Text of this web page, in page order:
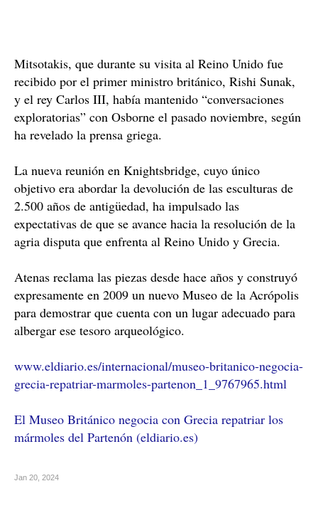
Mitsotakis, que durante su visita al Reino Unido fue
recibido por el primer ministro británico, Rishi Sunak,
y el rey Carlos III, había mantenido “conversaciones
exploratorias” con Osborne el pasado noviembre, según
ha revelado la prensa griega.
La nueva reunión en Knightsbridge, cuyo único
objetivo era abordar la devolución de las esculturas de
2.500 años de antigüedad, ha impulsado las
expectativas de que se avance hacia la resolución de la
agria disputa que enfrenta al Reino Unido y Grecia.
Atenas reclama las piezas desde hace años y construyó
expresamente en 2009 un nuevo Museo de la Acrópolis
para demostrar que cuenta con un lugar adecuado para
albergar ese tesoro arqueológico.
www.eldiario.es/internacional/museo-britanico-negocia-
grecia-repatriar-marmoles-partenon_1_9767965.html
El Museo Británico negocia con Grecia repatriar los
mármoles del Partenón (eldiario.es)
Jan 20, 2024